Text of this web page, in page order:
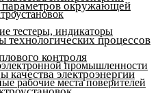
тестеры, индикаторы
промышленности
рабочие места поверителей
параметров окружающей
технологических процессов
контроля
качества электроэнергии